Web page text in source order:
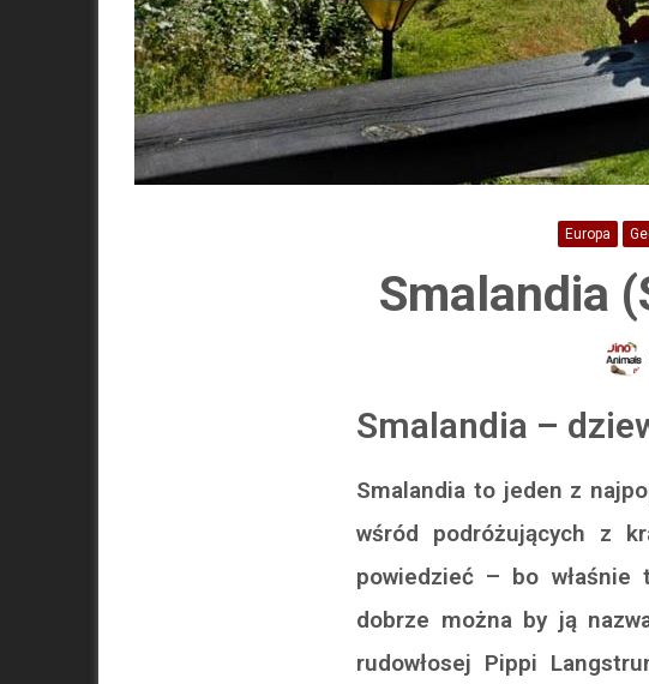
Europa
Smalandia
Smalandia –
Smalandia to jeden z
wśród podróżujących z
powiedzieć – bo właśnie
dobrze można by ją
rudowłosej Pippi